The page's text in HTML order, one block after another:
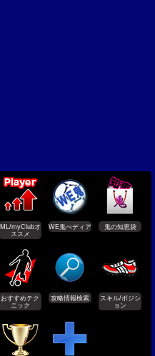
ML/myClubオ
ススメ
WE鬼ぺディア 鬼の知恵袋
おすすめテク
ニック
攻略情報検索
スキル/ポジシ
ョン